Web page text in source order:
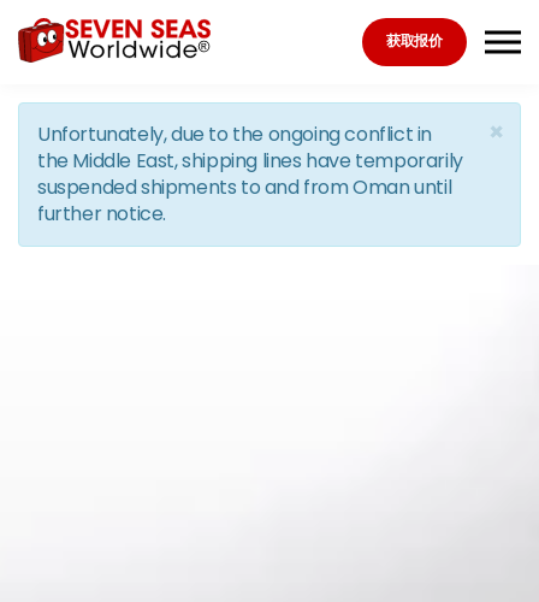
Skip to the content
获取报价
×
Unfortunately, due to the ongoing conflict in
the Middle East, shipping lines have temporarily
suspended shipments to and from Oman until
further notice.